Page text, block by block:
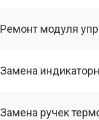
Ремонт модуля
Замена
Замена ручек